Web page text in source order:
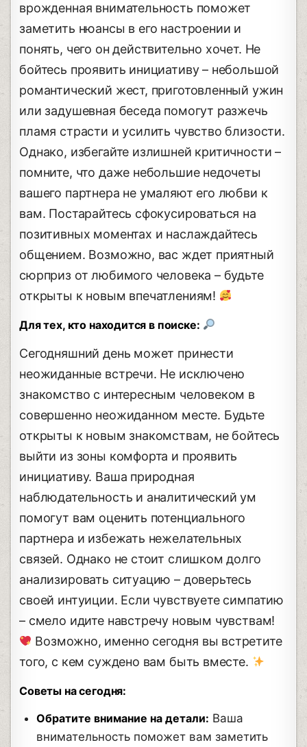
врожденная внимательность поможет
заметить нюансы в его настроении и
понять, чего он действительно хочет. Не
бойтесь проявить инициативу – небольшой
романтический жест, приготовленный ужин
или задушевная беседа помогут разжечь
пламя страсти и усилить чувство близости.
Однако, избегайте излишней критичности –
помните, что даже небольшие недочеты
вашего партнера не умаляют его любви к
вам. Постарайтесь сфокусироваться на
позитивных моментах и наслаждайтесь
общением. Возможно, вас ждет приятный
сюрприз от любимого человека – будьте
открыты к новым впечатлениям!
Для тех, кто находится в поиске:
Сегодняшний день может принести
неожиданные встречи. Не исключено
знакомство с интересным человеком в
совершенно неожиданном месте. Будьте
открыты к новым знакомствам, не бойтесь
выйти из зоны комфорта и проявить
инициативу. Ваша природная
наблюдательность и аналитический ум
помогут вам оценить потенциального
партнера и избежать нежелательных
связей. Однако не стоит слишком долго
анализировать ситуацию – доверьтесь
своей интуиции. Если чувствуете симпатию
– смело идите навстречу новым чувствам!
Возможно, именно сегодня вы встретите
того, с кем суждено вам быть вместе.
Советы на сегодня:
Обратите внимание на детали: Ваша
внимательность поможет вам заметить